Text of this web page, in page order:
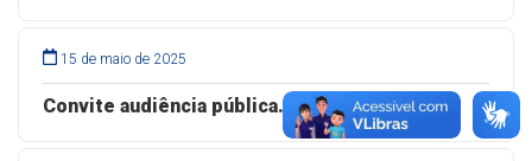
15 de maio de 2025
Convite audiência pública.